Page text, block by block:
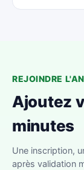
REJOINDRE
Ajoutez
minutes
Une inscription,
après validation